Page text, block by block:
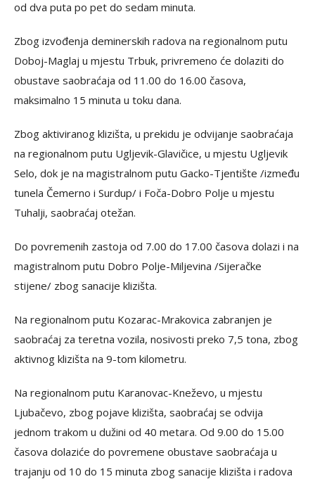
od dva puta po pet do sedam minuta.
Zbog izvođenja deminerskih radova na regionalnom putu
Doboj-Maglaj u mjestu Trbuk, privremeno će dolaziti do
obustave saobraćaja od 11.00 do 16.00 časova,
maksimalno 15 minuta u toku dana.
Zbog aktiviranog klizišta, u prekidu je odvijanje saobraćaja
na regionalnom putu Ugljevik-Glavičice, u mjestu Ugljevik
Selo, dok je na magistralnom putu Gacko-Tjentište /između
tunela Čemerno i Surdup/ i Foča-Dobro Polje u mjestu
Tuhalji, saobraćaj otežan.
Do povremenih zastoja od 7.00 do 17.00 časova dolazi i na
magistralnom putu Dobro Polje-Miljevina /Sijeračke
stijene/ zbog sanacije klizišta.
Na regionalnom putu Kozarac-Mrakovica zabranjen je
saobraćaj za teretna vozila, nosivosti preko 7,5 tona, zbog
aktivnog klizišta na 9-tom kilometru.
Na regionalnom putu Karanovac-Kneževo, u mjestu
Ljubačevo, zbog pojave klizišta, saobraćaj se odvija
jednom trakom u dužini od 40 metara. Od 9.00 do 15.00
časova dolaziće do povremene obustave saobraćaja u
trajanju od 10 do 15 minuta zbog sanacije klizišta i radova